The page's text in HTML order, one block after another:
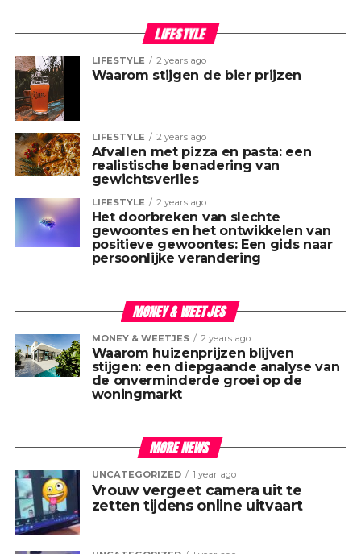
LIFESTYLE
LIFESTYLE 2 years ago
Waarom stijgen de bier prijzen
LIFESTYLE 2 years ago
Afvallen met pizza en pasta: een
realistische benadering van
gewichtsverlies
LIFESTYLE 2 years ago
Het doorbreken van slechte
gewoontes en het ontwikkelen van
positieve gewoontes: Een gids naar
persoonlijke verandering
MONEY & WEETJES
MONEY & WEETJES 2 years ago
Waarom huizenprijzen blijven
stijgen: een diepgaande analyse van
de onverminderde groei op de
woningmarkt
MORE NEWS
UNCATEGORIZED 1 year ago
Vrouw vergeet camera uit te
zetten tijdens online uitvaart